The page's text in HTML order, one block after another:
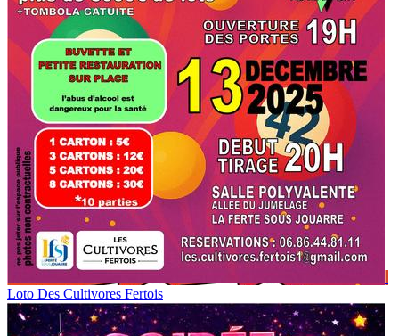
Loto Des Cultivores Fertois